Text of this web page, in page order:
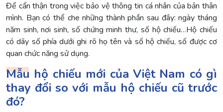
Để cẩn thận trong việc bảo vệ thông tin cá nhân của bản thân
mình. Bạn có thể che những thành phần sau đây: ngày tháng
năm sinh, nơi sinh, số chứng minh thư, số hộ chiếu…Hộ chiếu
có dãy số phía dưới ghi rõ họ tên và số hộ chiếu, số được cơ
quan chức năng sử dụng.
Mẫu hộ chiếu mới của Việt Nam có gì
thay đổi so với mẫu hộ chiếu cũ trước
đó?